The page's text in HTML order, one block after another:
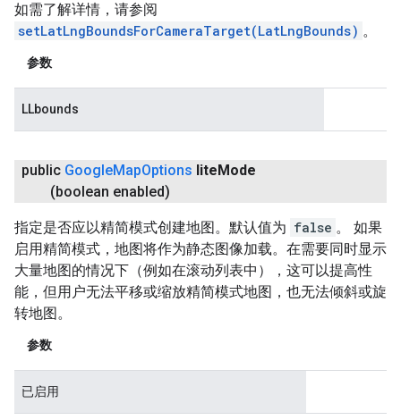
如需了解详情，请参阅
setLatLngBoundsForCameraTarget(LatLngBounds) 。
参数
LLbounds
public GoogleMapOptions liteMode
(boolean enabled)
指定是否应以精简模式创建地图。默认值为 false 。 如果
启用精简模式，地图将作为静态图像加载。在需要同时显示
大量地图的情况下（例如在滚动列表中），这可以提高性
能，但用户无法平移或缩放精简模式地图，也无法倾斜或旋
转地图。
参数
已启用